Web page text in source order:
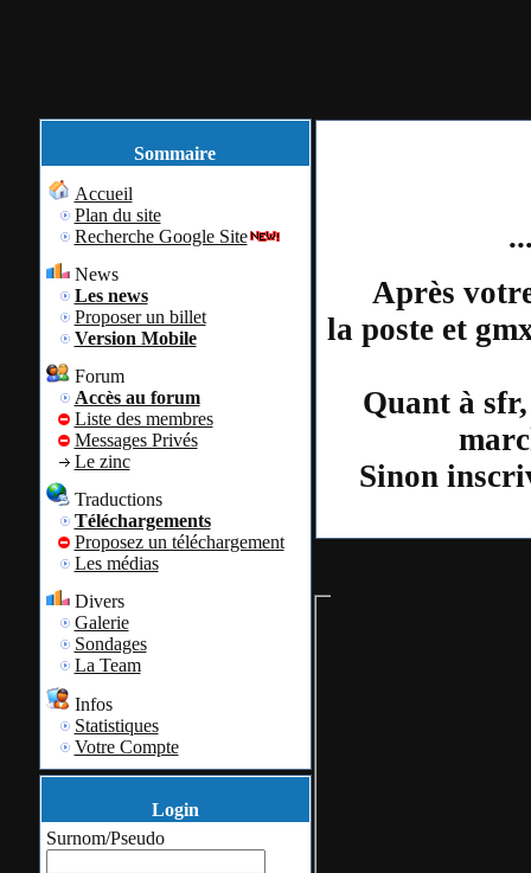
Sommaire
Accueil
Plan du site
Recherche Google Site
News
Les news
Proposer un billet
Version Mobile
Forum
Accès au forum
Liste des membres
Messages Privés
Le zinc
Traductions
Téléchargements
Proposez un téléchargement
Les médias
Divers
Galerie
Sondages
La Team
Infos
Statistiques
Votre Compte
Login
Surnom/Pseudo
Après
la poste et
Quant à
Sinon